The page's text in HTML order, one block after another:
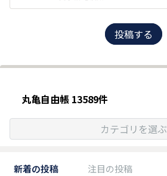
投稿する
丸亀自由帳 13589件
カテゴリを選ぶ
新着の投稿 注目の投稿